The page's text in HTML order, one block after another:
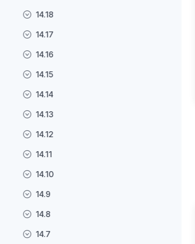
14.18
14.17
14.16
14.15
14.14
14.13
14.12
14.11
14.10
14.9
14.8
14.7